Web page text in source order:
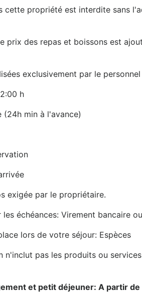
cette propriété est interdite sans
prix des repas et boissons est
exclusivement par le
h
(24h min à l'avance)
exigée par le propriétaire.
échéances: Virement bancaire
lors de votre séjour: Espèces
n'inclut pas les produits ou
et petit déjeuner: A partir